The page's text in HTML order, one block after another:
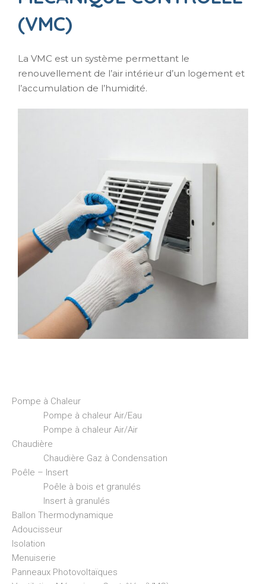
(VMC)
La VMC est un système permettant le
renouvellement de l’air intérieur d’un logement et
l’accumulation de l’humidité.
Pompe à Chaleur
Pompe à chaleur Air/Eau
Pompe à chaleur Air/Air
Chaudière
Chaudière Gaz à Condensation
Poêle – Insert
Poêle à bois et granulés
Insert à granulés
Ballon Thermodynamique
Adoucisseur
Isolation
Menuiserie
Panneaux Photovoltaïques